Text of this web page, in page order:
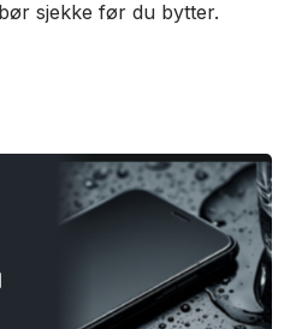
sjekke før du bytter.